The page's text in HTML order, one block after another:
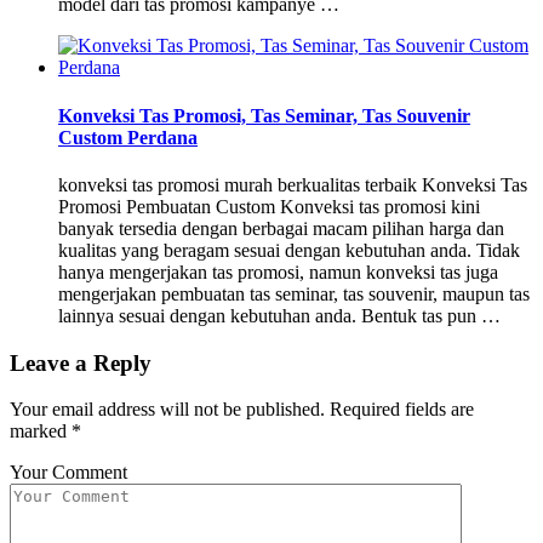
model dari tas promosi kampanye …
Konveksi Tas Promosi, Tas Seminar, Tas Souvenir
Custom Perdana
konveksi tas promosi murah berkualitas terbaik Konveksi Tas
Promosi Pembuatan Custom Konveksi tas promosi kini
banyak tersedia dengan berbagai macam pilihan harga dan
kualitas yang beragam sesuai dengan kebutuhan anda. Tidak
hanya mengerjakan tas promosi, namun konveksi tas juga
mengerjakan pembuatan tas seminar, tas souvenir, maupun tas
lainnya sesuai dengan kebutuhan anda. Bentuk tas pun …
Leave a Reply
Your email address will not be published. Required fields are
marked *
Your Comment